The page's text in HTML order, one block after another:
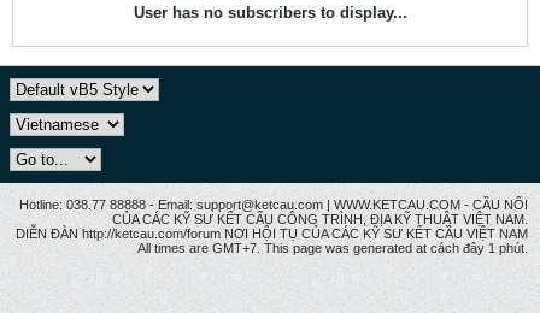
User has no subscribers to display...
Hotline: 038.77 88888 - Email: support@ketcau.com | WWW.KETCAU.COM - CẦU NỐI
CỦA CÁC KỸ SƯ KẾT CẤU CÔNG TRÌNH, ĐỊA KỸ THUẬT VIỆT NAM.
DIỄN ĐÀN http://ketcau.com/forum NƠI HỘI TỤ CỦA CÁC KỸ SƯ KẾT CÂU VIỆT NAM
All times are GMT+7. This page was generated at cách đây 1 phút.